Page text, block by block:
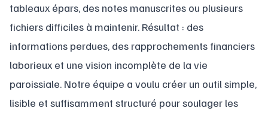
tableaux épars, des notes manuscrites ou plusieurs
fichiers difficiles à maintenir. Résultat : des
informations perdues, des rapprochements financiers
laborieux et une vision incomplète de la vie
paroissiale. Notre équipe a voulu créer un outil simple,
lisible et suffisamment structuré pour soulager les